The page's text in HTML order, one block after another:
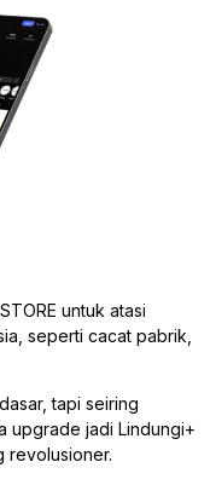
untuk atasi
seperti cacat pabrik,
tapi seiring
upgrade jadi Lindungi+
revolusioner.